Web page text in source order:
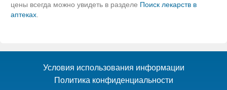
цены всегда можно увидеть в разделе Поиск лекарств в
аптеках
Условия использования информации
Политика конфиденциальности